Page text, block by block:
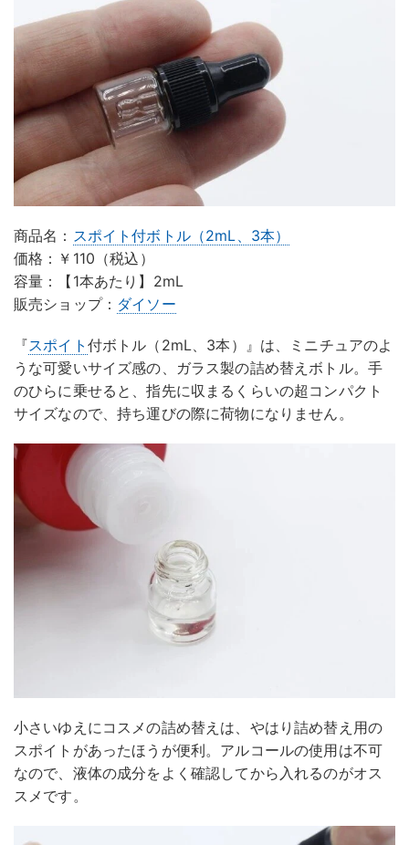
商品名： スポイト付ボトル（2mL、3本）
価格：￥110（税込）
容量：【1本あたり】2mL
販売ショップ： ダイソー
『スポイト 付ボトル（2mL、3本）』は、ミニチュアのよ
うな可愛いサイズ感の、ガラス製の詰め替えボトル。手
のひらに乗せると、指先に収まるくらいの超コンパクト
サイズなので、持ち運びの際に荷物になりません。
小さいゆえにコスメの詰め替えは、やはり詰め替え用の
スポイトがあったほうが便利。アルコールの使用は不可
なので、液体の成分をよく確認してから入れるのがオス
スメです。